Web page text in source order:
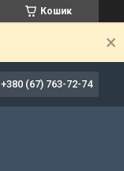
Кошик
+380 (67) 763-72-74